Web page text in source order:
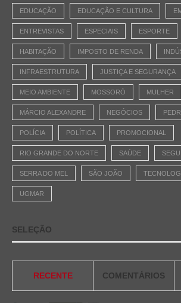
EDUCAÇÃO EDUCAÇÃO E CULTURA
ENTREVISTAS ESPECIAIS ESPORTE
HABITAÇÃO IMPOSTO DE RENDA
INFRAESTRUTURA JUSTIÇA E SEGURANÇA
MEIO AMBIENTE MOSSORÓ MULHER
MÁRCIO ALEXANDRE NEGÓCIOS
POLÍCIA POLÍTICA PROMOCIONAL
RIO GRANDE DO NORTE SAÚDE
SERRA DO MEL SÃO JOÃO
UGMAR
SELEÇÃO
RECENTE COMENTÁRIOS